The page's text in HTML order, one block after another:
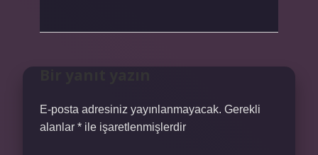
E-posta adresiniz yayınlanmayacak. Gerekli
alanlar * ile işaretlenmişlerdir